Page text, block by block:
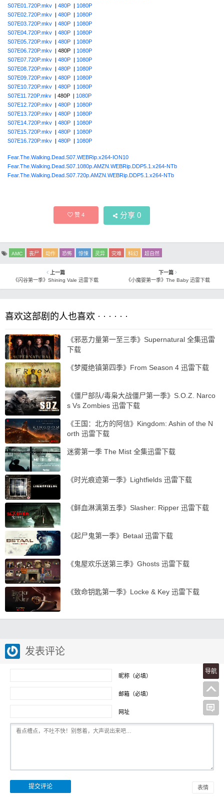
S07E01.720P.mkv | 480P | 1080P
S07E02.720P.mkv | 480P | 1080P
S07E03.720P.mkv | 480P | 1080P
S07E04.720P.mkv | 480P | 1080P
S07E05.720P.mkv | 480P | 1080P
S07E06.720P.mkv | 480P | 1080P
S07E07.720P.mkv | 480P | 1080P
S07E08.720P.mkv | 480P | 1080P
S07E09.720P.mkv | 480P | 1080P
S07E10.720P.mkv | 480P | 1080P
S07E11.720P.mkv | 480P | 1080P
S07E12.720P.mkv | 480P | 1080P
S07E13.720P.mkv | 480P | 1080P
S07E14.720P.mkv | 480P | 1080P
S07E15.720P.mkv | 480P | 1080P
S07E16.720P.mkv | 480P | 1080P
Fear.The.Walking.Dead.S07.WEBRip.x264-ION10
Fear.The.Walking.Dead.S07.1080p.AMZN.WEBRip.DDP5.1.x264-NTb
Fear.The.Walking.Dead.S07.720p.AMZN.WEBRip.DDP5.1.x264-NTb
赞4 分享 0
AMC 丧尸 动作 恐怖 惊悚 灵异 灾难 科幻 超自然
上一篇
《闪谷第一季》Shining Vale 迅雷下载
下一篇
《小魔婴第一季》The Baby 迅雷下载
喜欢这部剧的人也喜欢 · · · · · ·
《邪恶力量第一至三季》Supernatural 全集迅雷
下载
《梦魇绝镇第四季》From Season 4 迅雷下载
《僵尸部队/毒枭大战僵尸第一季》S.O.Z. Narco
s Vs Zombies 迅雷下载
《王国：北方的阿信》Kingdom: Ashin of the N
orth 迅雷下载
迷雾第一季 The Mist 全集迅雷下载
《时光痕迹第一季》Lightfields 迅雷下载
《鲜血淋漓第五季》Slasher: Ripper 迅雷下载
《起尸鬼第一季》Betaal 迅雷下载
《鬼屋欢乐送第三季》Ghosts 迅雷下载
《致命钥匙第一季》Locke & Key 迅雷下载
发表评论
昵称（必填）
邮箱（必填）
网址
表情
导航